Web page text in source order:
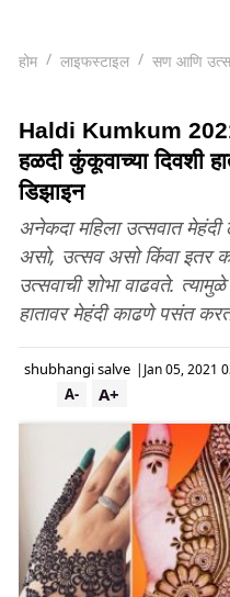
होम लाइफस्टाइल सण आणि
Haldi Kumkum
हळदी कुंकूवाच्या दिवशी
डिझाइन
अनेकदा महिला उत्सवात
असो, उत्सव असो किंवा इतर
उत्सवाची शोभा वाढवते.
हातावर मेहंदी काढणे पसंत
shubhangi salve | Jan 05, 2021
A+
A-